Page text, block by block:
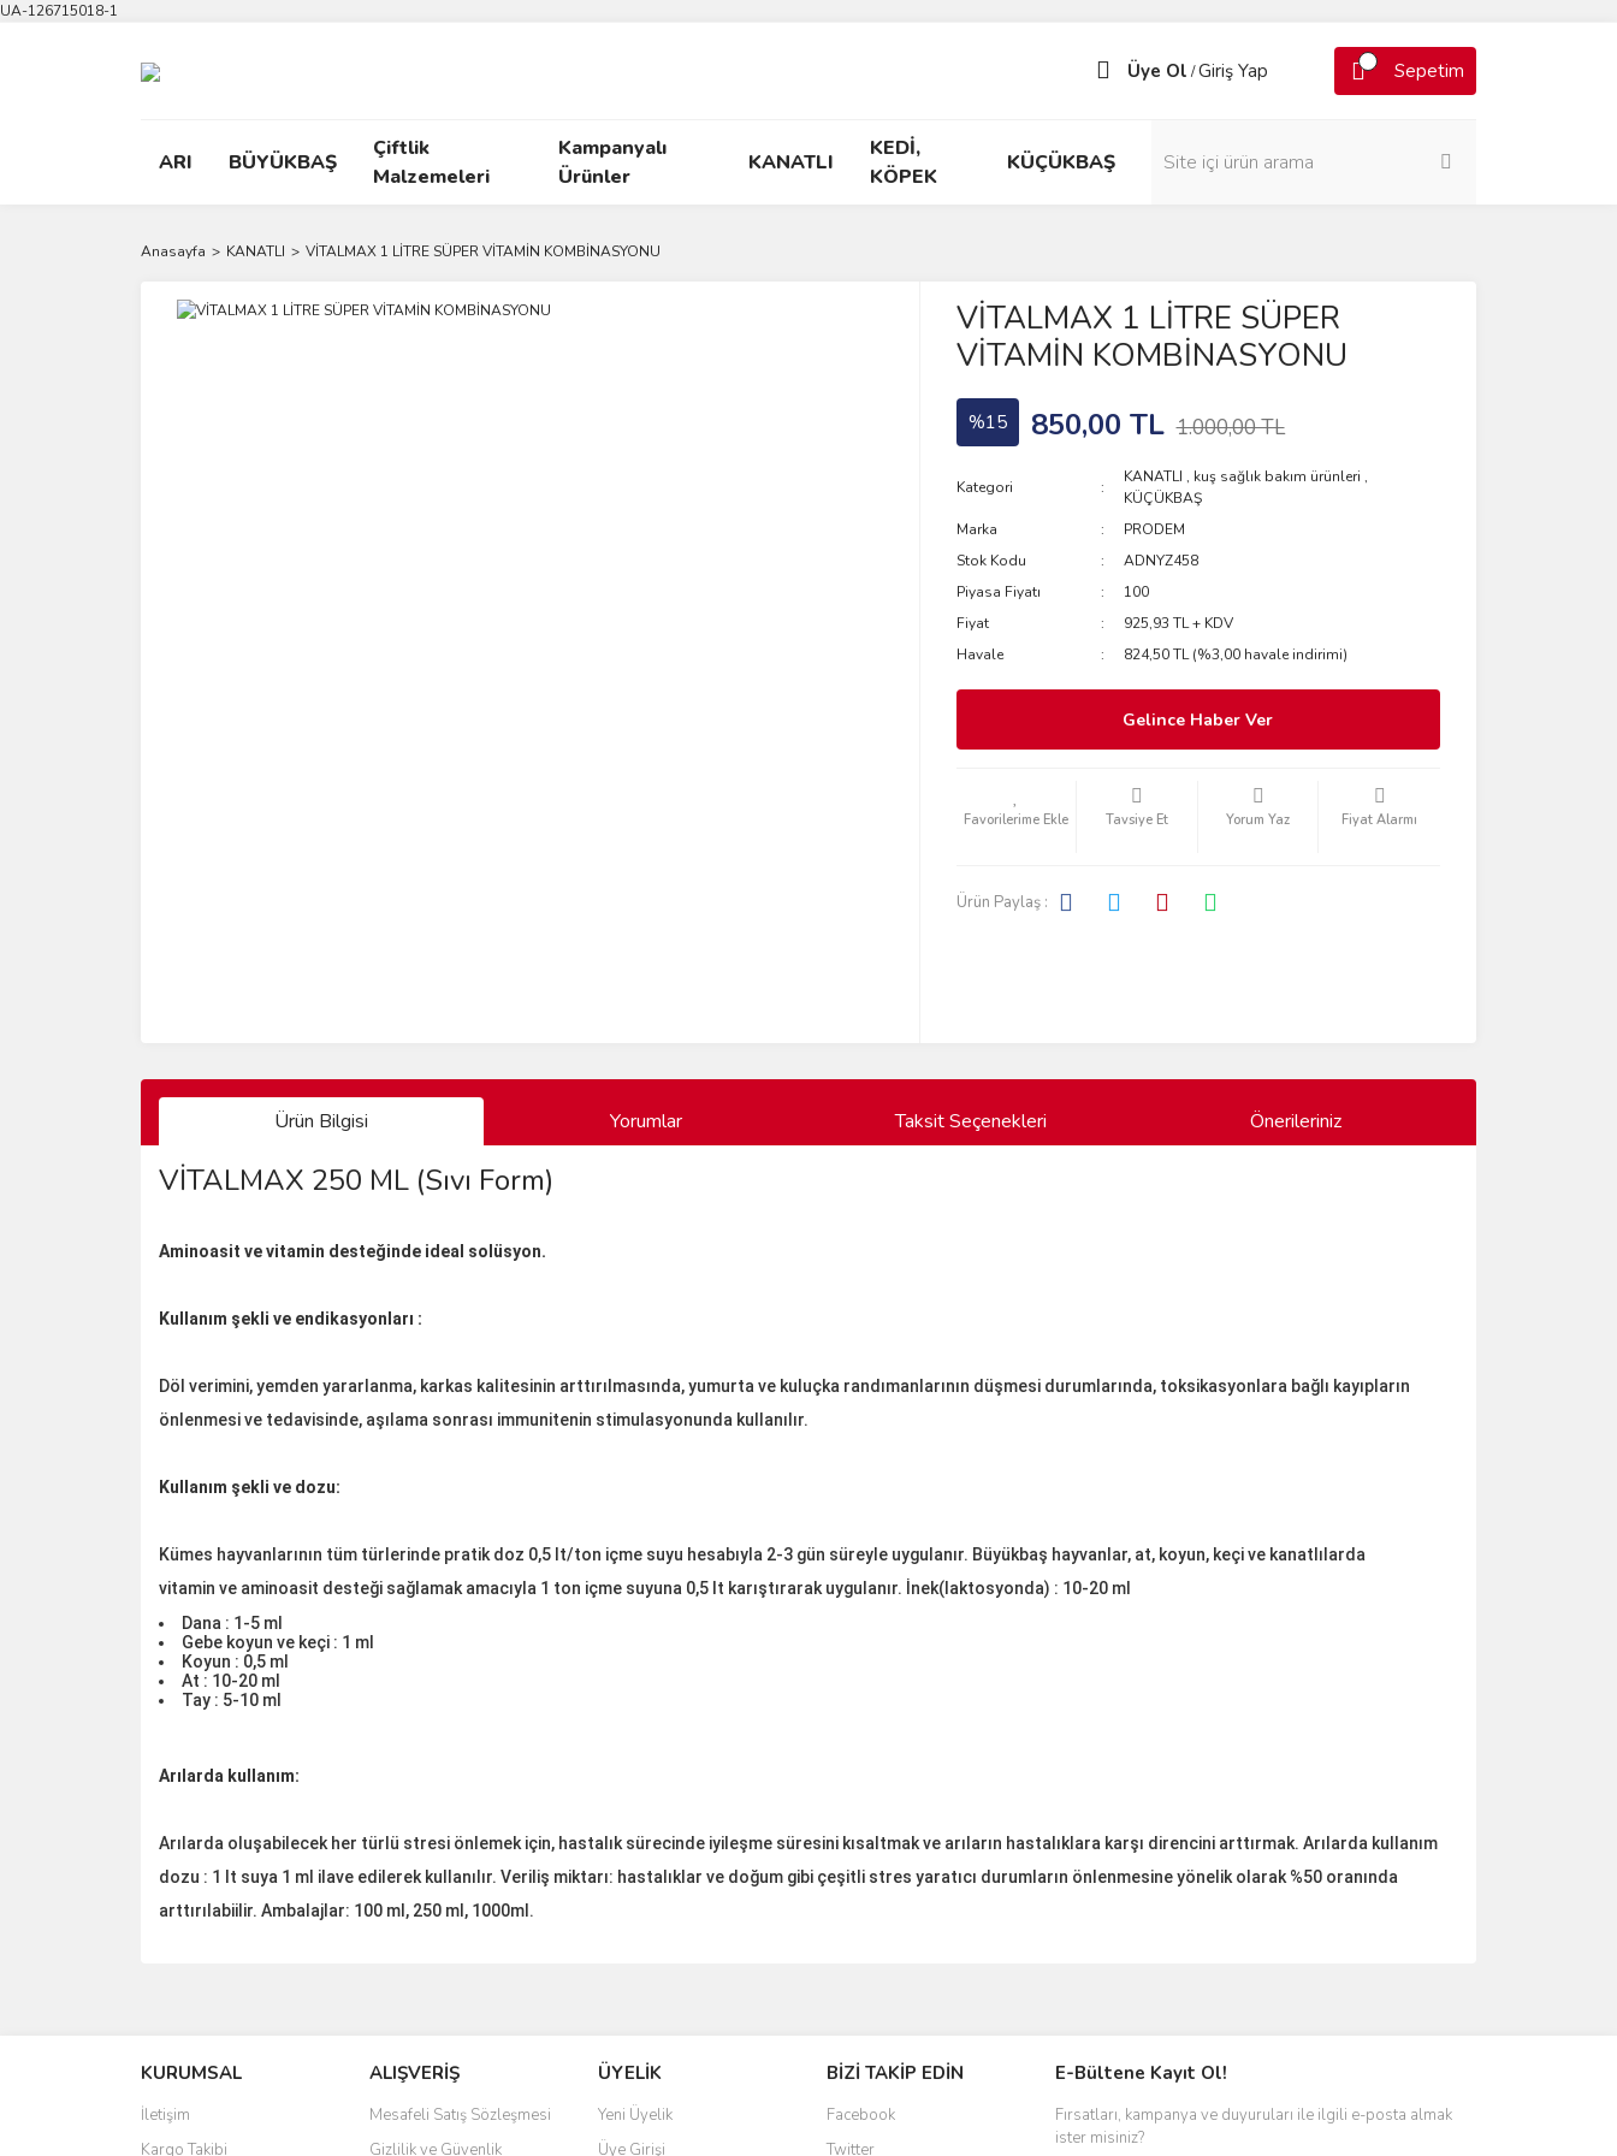
UA-126715018-1
Üye Ol /Giriş Yap Sepetim
ARI BÜYÜKBAŞ
Çiftlik
Malzemeleri
Kampanyalı
Ürünler
KANATLI
KEDİ,
KÖPEK
KÜÇÜKBAŞ
Anasayfa KANATLI VİTALMAX 1 LİTRE SÜPER VİTAMİN KOMBİNASYONU
VİTALMAX 1 LİTRE SÜPER
VİTAMİN KOMBİNASYONU
%15 850,00 TL 1.000,00 TL
Kategori
KANATLI , kuş sağlık bakım ürünleri ,
KÜÇÜKBAŞ
Marka
PRODEM
Stok Kodu
ADNYZ458
Piyasa Fiyatı
100
Fiyat
925,93 TL + KDV
Havale
824,50 TL (%3,00 havale indirimi)
Gelince Haber Ver
Tavsiye Et Yorum Yaz Fiyat Alarmı
Ürün Paylaş :
Ürün Bilgisi Yorumlar Taksit Seçenekleri Önerileriniz
VİTALMAX 250 ML (Sıvı Form)
Aminoasit ve vitamin desteğinde ideal solüsyon.
Kullanım şekli ve endikasyonları :
Döl verimini, yemden yararlanma, karkas kalitesinin arttırılmasında, yumurta ve kuluçka randımanlarının düşmesi durumlarında, toksikasyonlara bağlı kayıpların
önlenmesi ve tedavisinde, aşılama sonrası immunitenin stimulasyonunda kullanılır.
Kullanım şekli ve dozu:
Kümes hayvanlarının tüm türlerinde pratik doz 0,5 lt/ton içme suyu hesabıyla 2-3 gün süreyle uygulanır. Büyükbaş hayvanlar, at, koyun, keçi ve kanatlılarda
vitamin ve aminoasit desteği sağlamak amacıyla 1 ton içme suyuna 0,5 lt karıştırarak uygulanır. İnek(laktosyonda) : 10-20 ml
Dana : 1-5 ml
Gebe koyun ve keçi : 1 ml
Koyun : 0,5 ml
At : 10-20 ml
Tay : 5-10 ml
Arılarda kullanım:
Arılarda oluşabilecek her türlü stresi önlemek için, hastalık sürecinde iyileşme süresini kısaltmak ve arıların hastalıklara karşı direncini arttırmak. Arılarda kullanım
dozu : 1 lt suya 1 ml ilave edilerek kullanılır. Veriliş miktarı: hastalıklar ve doğum gibi çeşitli stres yaratıcı durumların önlenmesine yönelik olarak %50 oranında
arttırılabiilir. Ambalajlar: 100 ml, 250 ml, 1000ml.
Ürün resmi kalitesiz, bozuk veya görüntülenemiyor.
Ürün açıklamasında eksik bilgiler bulunuyor.
Ürün bilgilerinde hatalar bulunuyor.
KURUMSAL
İletişim
Kargo Takibi
ALIŞVERİŞ
Mesafeli Satış Sözleşmesi
Gizlilik ve Güvenlik
ÜYELİK
Yeni Üyelik
Üye Girişi
BİZİ TAKİP EDİN
Facebook
Twitter
E-Bültene Kayıt Ol!
Fırsatları, kampanya ve duyuruları ile ilgili e-posta almak
ister misiniz?